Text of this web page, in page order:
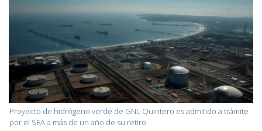
Proyecto de hidrógeno verde de GNL Quintero es admitido a trámite
por el SEA a más de un año de su retiro